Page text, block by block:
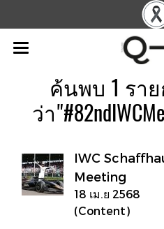
ค้นพบ 1 รา
ว่า
IWC
Meeting
18 เม.ย 2568
(Content)